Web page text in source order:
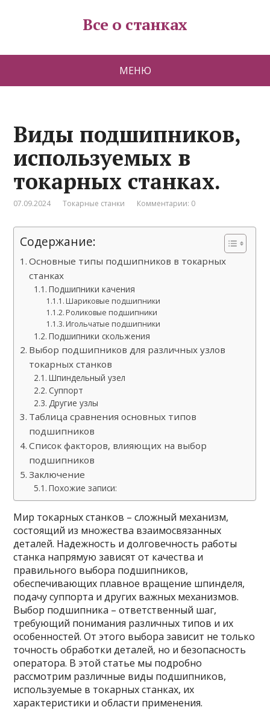
Все о станках
МЕНЮ
Виды подшипников,
используемых в
токарных станках.
07.09.2024 Токарные станки Комментарии: 0
Содержание:
Основные типы подшипников в токарных
станках
Подшипники качения
Шариковые подшипники
Роликовые подшипники
Игольчатые подшипники
Подшипники скольжения
Выбор подшипников для различных узлов
токарных станков
Шпиндельный узел
Суппорт
Другие узлы
Таблица сравнения основных типов
подшипников
Список факторов, влияющих на выбор
подшипников
Заключение
Похожие записи:
Мир токарных станков – сложный механизм,
состоящий из множества взаимосвязанных
деталей. Надежность и долговечность работы
станка напрямую зависят от качества и
правильного выбора подшипников,
обеспечивающих плавное вращение шпинделя,
подачу суппорта и других важных механизмов.
Выбор подшипника – ответственный шаг,
требующий понимания различных типов и их
особенностей. От этого выбора зависит не только
точность обработки деталей, но и безопасность
оператора. В этой статье мы подробно
рассмотрим различные виды подшипников,
используемые в токарных станках, их
характеристики и области применения.